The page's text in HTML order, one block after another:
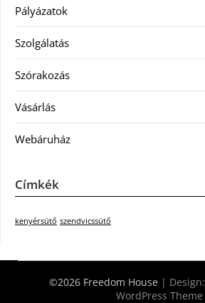
Pályázatok
Szolgálatás
Szórakozás
Vásárlás
Webáruház
Címkék
kenyérsütő szendvicssütő
©2026 Freedom House | Design:
WordPress Theme